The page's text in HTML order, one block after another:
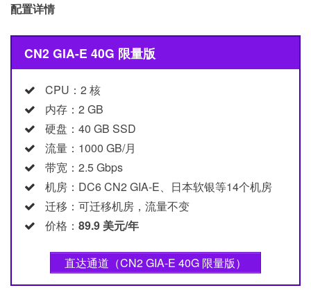
配置详情
CN2 GIA-E 40G 限量版
CPU：2 核
内存：2 GB
硬盘：40 GB SSD
流量：1000 GB/月
带宽：2.5 Gbps
机房：DC6 CN2 GIA-E、日本软银等14个机房
迁移：可迁移机房，流量不变
价格： 89.9 美元/年
直达通道（CN2 GIA-E 40G 限量版）